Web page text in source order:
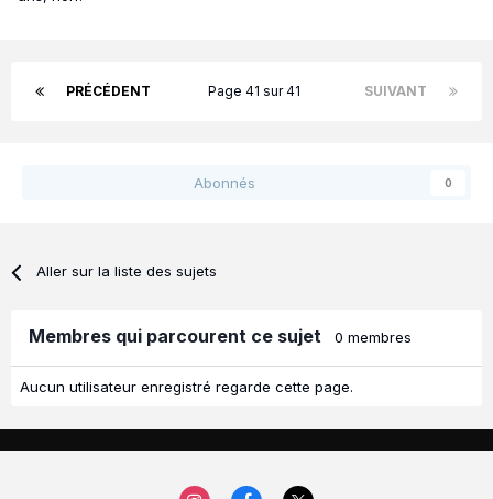
PRÉCÉDENT SUIVANT
Page 41 sur 41
Abonnés 0
Aller sur la liste des sujets
Membres qui parcourent ce sujet 0 membres
Aucun utilisateur enregistré regarde cette page.